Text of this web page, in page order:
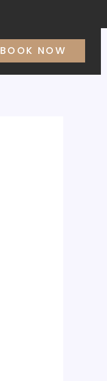
BOOK NOW